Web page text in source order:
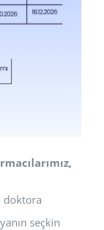
doktora
seçkin